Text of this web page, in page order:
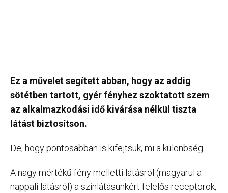
Ez a művelet segített abban, hogy az addig
sötétben tartott, gyér fényhez szoktatott szem
az alkalmazkodási idő kivárása nélkül tiszta
látást biztosítson.
De, hogy pontosabban is kifejtsük, mi a különbség:
A nagy mértékű fény melletti látásról (magyarul a
nappali látásról) a színlátásunkért felelős receptorok,